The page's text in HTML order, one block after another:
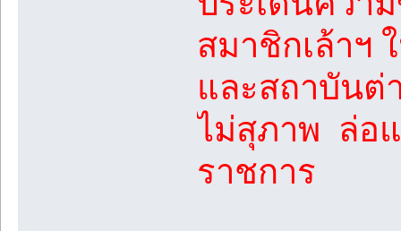
สมาชิกเล้าฯ
และสถาบันต่
ไม่สุภาพ ล่อแ
ราชการ